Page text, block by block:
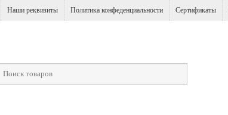
Наши реквизиты Политика конфеденциальности Сертификаты